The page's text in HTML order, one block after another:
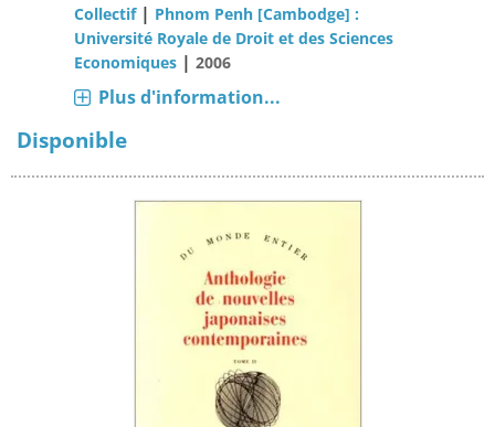
Collectif | Phnom Penh [Cambodge] :
Université Royale de Droit et des Sciences
Economiques |2006
Plus d'information...
Disponible